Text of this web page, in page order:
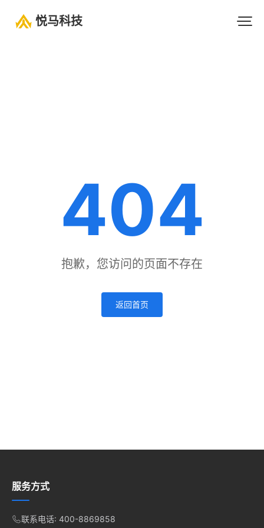
悦马科技
404
抱歉，您访问的页面不存在
返回首页
服务方式
联系电话: 400-8869858